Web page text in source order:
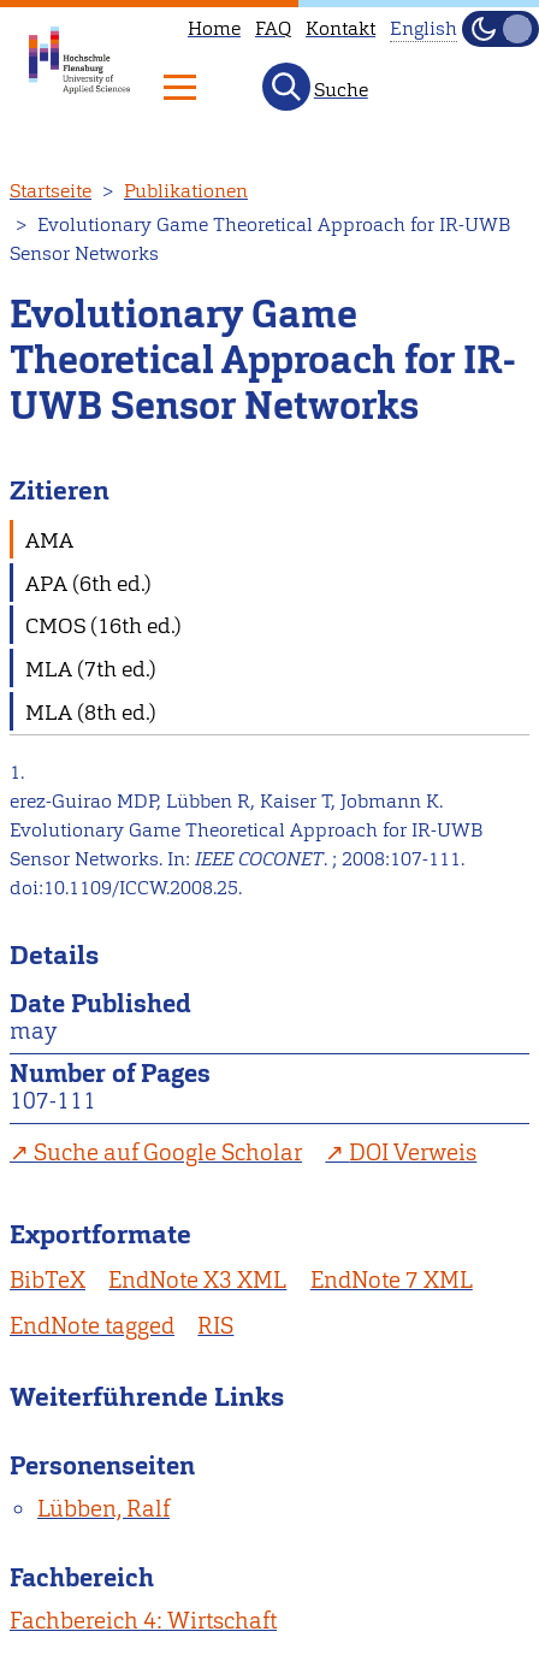
zum
Inhalt
Home FAQ Kontakt
available
to
English
Hell
Suche
Startseite
Publikationen
Evolutionary Game Theoretical Approach for IR-UWB
Sensor Networks
Evolutionary Game
Theoretical Approach for IR-
UWB Sensor Networks
Zitieren
AMA
APA (6th ed.)
CMOS (16th ed.)
MLA (7th ed.)
MLA (8th ed.)
1.
erez-Guirao MDP, Lübben R, Kaiser T, Jobmann K.
Evolutionary Game Theoretical Approach for IR-UWB
Sensor Networks. In: IEEE COCONET. ; 2008:107-111.
doi:10.1109/ICCW.2008.25.
Details
Date Published
may
Number of Pages
107-111
Suche auf Google Scholar
DOI Verweis
Exportformate
BibTeX EndNote X3 XML
EndNote 7 XML
EndNote tagged
RIS
Weiterführende Links
Personenseiten
Lübben, Ralf
Fachbereich
Fachbereich 4: Wirtschaft